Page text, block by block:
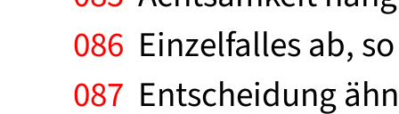
086 Einzelfalles ab,
087 Entscheidung